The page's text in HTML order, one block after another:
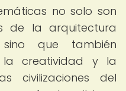
no solo son
de la arquitectura
que también
la creatividad y la
civilizaciones del